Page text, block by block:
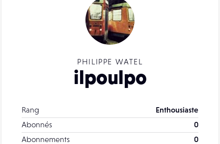
PHILIPPE WATEL
ilpoulpo
Rang
Enthousiaste
Abonnés
0
Abonnements
0